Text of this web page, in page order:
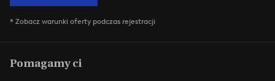
* Zobacz warunki oferty podczas rejestracji
Pomagamy ci